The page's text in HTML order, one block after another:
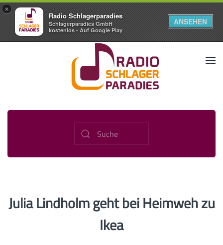
×
Radio Schlagerparadies
Schlagerparadies GmbH
kostenlos - Auf Google Play
ANSEHEN
Julia Lindholm geht bei Heimweh zu
Ikea